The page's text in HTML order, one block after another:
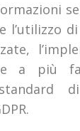
l’utilizzo
a più
di